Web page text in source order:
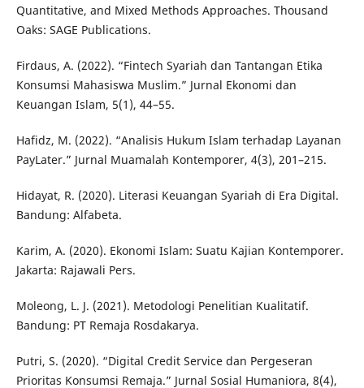
Quantitative, and Mixed Methods Approaches. Thousand
Oaks: SAGE Publications.
Firdaus, A. (2022). “Fintech Syariah dan Tantangan Etika
Konsumsi Mahasiswa Muslim.” Jurnal Ekonomi dan
Keuangan Islam, 5(1), 44–55.
Hafidz, M. (2022). “Analisis Hukum Islam terhadap Layanan
PayLater.” Jurnal Muamalah Kontemporer, 4(3), 201–215.
Hidayat, R. (2020). Literasi Keuangan Syariah di Era Digital.
Bandung: Alfabeta.
Karim, A. (2020). Ekonomi Islam: Suatu Kajian Kontemporer.
Jakarta: Rajawali Pers.
Moleong, L. J. (2021). Metodologi Penelitian Kualitatif.
Bandung: PT Remaja Rosdakarya.
Putri, S. (2020). “Digital Credit Service dan Pergeseran
Prioritas Konsumsi Remaja.” Jurnal Sosial Humaniora, 8(4),